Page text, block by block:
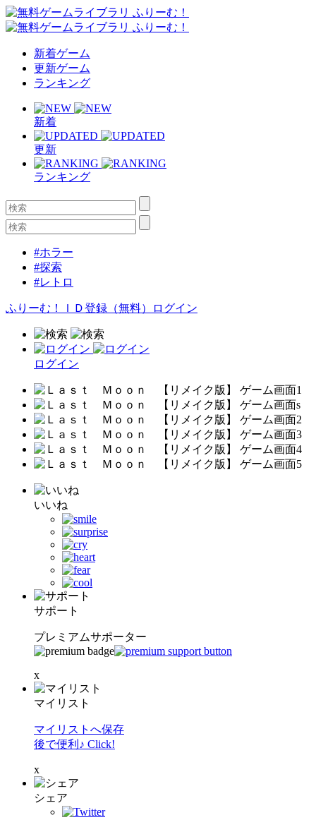
新着ゲーム
更新ゲーム
ランキング
新着
更新
ランキング
#ホラー
#探索
#レトロ
ふりーむ！ＩＤ登録（無料） ログイン
ログイン
いいね
サポート
プレミアムサポーター
x
マイリスト
マイリストへ保存
後で便利♪ Click!
x
シェア